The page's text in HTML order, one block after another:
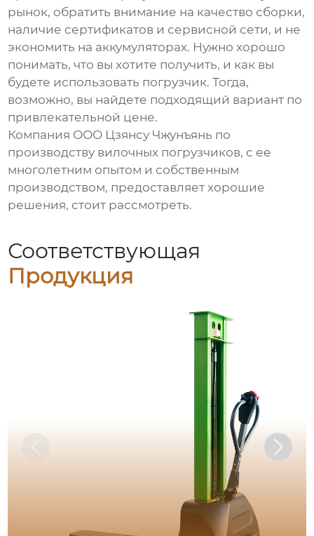
рынок, обратить внимание на качество сборки,
наличие сертификатов и сервисной сети, и не
экономить на аккумуляторах. Нужно хорошо
понимать, что вы хотите получить, и как вы
будете использовать погрузчик. Тогда,
возможно, вы найдете подходящий вариант по
привлекательной цене.
Компания ООО Цзянсу Чжунъянь по
производству вилочных погрузчиков, с ее
многолетним опытом и собственным
производством, предоставляет хорошие
решения, стоит рассмотреть.
Соответствующая
Продукция